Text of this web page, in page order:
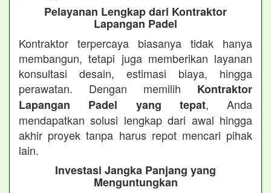
Pelayanan Lengkap dari Kontraktor
Lapangan Padel
Kontraktor terpercaya biasanya tidak hanya
membangun, tetapi juga memberikan layanan
konsultasi desain, estimasi biaya, hingga
perawatan. Dengan memilih Kontraktor
Lapangan Padel yang tepat, Anda
mendapatkan solusi lengkap dari awal hingga
akhir proyek tanpa harus repot mencari pihak
lain.
Investasi Jangka Panjang yang
Menguntungkan